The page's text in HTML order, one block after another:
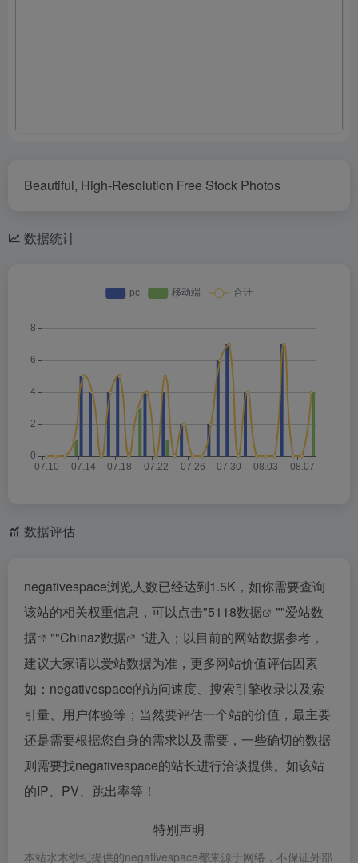
Beautiful, High-Resolution Free Stock Photos
数据统计
数据评估
negativespace浏览人数已经达到1.5K，如你需要查询
该站的相关权重信息，可以点击"5118数据 ""爱站数
据
""Chinaz数据
"进入；以目前的网站数据参考，
建议大家请以爱站数据为准，更多网站价值评估因素
如：negativespace的访问速度、搜索引擎收录以及索
引量、用户体验等；当然要评估一个站的价值，最主要
还是需要根据您自身的需求以及需要，一些确切的数据
则需要找negativespace的站长进行洽谈提供。如该站
的IP、PV、跳出率等！
特别声明
本站水木纱纪提供的negativespace都来源于网络，不保证外部